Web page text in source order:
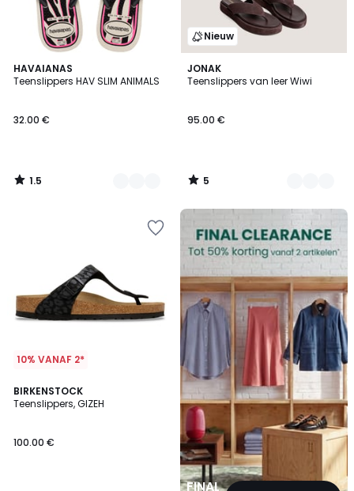
HAVAIANAS
Teenslippers HAV SLIM ANIMALS
32.00 €
1.5
/
2
Kleuren
1.5
/
Nieuw
JONAK
Teenslippers van leer Wiwi
95.00 €
5
/
2
Kleuren
5
/
10% VANAF 2*
BIRKENSTOCK
Teenslippers, GIZEH
100.00 €
FINAL
FINAL
CLEARANCE